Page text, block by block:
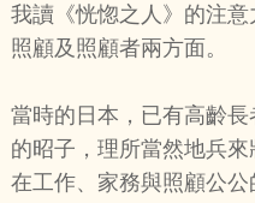
我讀《恍惚之人》的注
照顧及照顧者兩方面。
當時的日本，已有高齡
的昭子，理所當然地兵
在工作、家務與照顧公